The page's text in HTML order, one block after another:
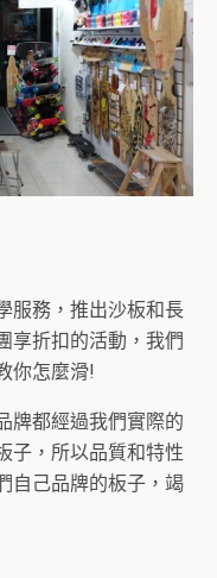
服務，推出沙板和長
享折扣的活動，我們
你怎麼滑!
牌都經過我們實際的
子，所以品質和特性
自己品牌的板子，竭